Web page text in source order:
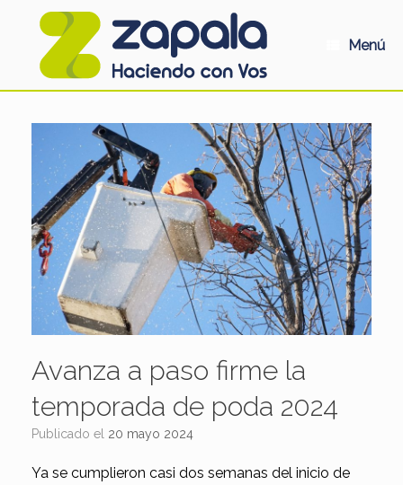
Menú
Avanza a paso firme la
temporada de poda 2024
Publicado el 20 mayo 2024
Ya se cumplieron casi dos semanas del inicio de